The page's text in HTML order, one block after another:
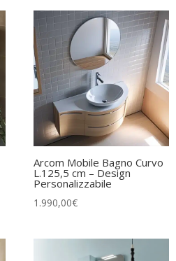
Arcom Mobile Bagno Curvo
L.125,5 cm – Design
Personalizzabile
1.990,00€